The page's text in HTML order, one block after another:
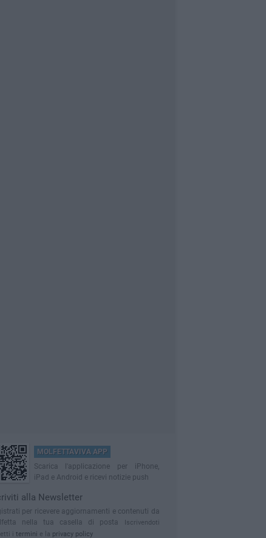
MOLFETTAVIVA APP
Scarica l'applicazione per iPhone,
iPad e Android e ricevi notizie push
alla Newsletter
per ricevere aggiornamenti e contenuti da
nella tua casella di posta
Iscrivendoti
i termini e la privacy policy